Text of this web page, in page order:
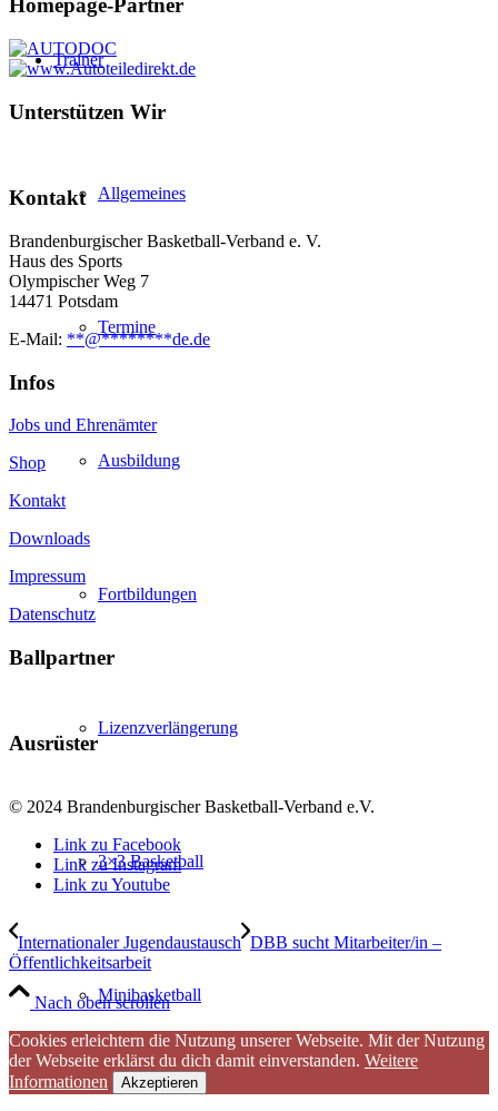
Trainer
Allgemeines
Termine
Ausbildung
Fortbildungen
Lizenzverlängerung
3×3 Basketball
Minibasketball
Homepage-Partner
Unterstützen Wir
Kontakt
Brandenburgischer Basketball-Verband e. V.
Haus des Sports
Olympischer Weg 7
14471 Potsdam
E-Mail: **@********de.de
Infos
Jobs und Ehrenämter
Shop
Kontakt
Downloads
Impressum
Datenschutz
Ballpartner
Ausrüster
© 2024 Brandenburgischer Basketball-Verband e.V.
Link zu Facebook
Link zu Instagram
Link zu Youtube
Internationaler Jugendaustausch DBB sucht Mitarbeiter/in –
Öffentlichkeitsarbeit
Nach oben scrollen
Cookies erleichtern die Nutzung unserer Webseite. Mit der Nutzung
der Webseite erklärst du dich damit einverstanden. Weitere
Informationen
Akzeptieren